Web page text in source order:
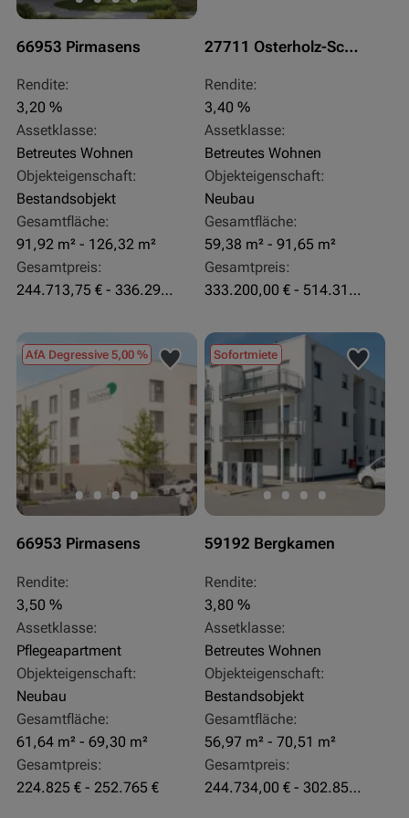
66953 Pirmasens
Rendite:
3,20 %
Assetklasse:
Betreutes Wohnen
Objekteigenschaft:
Bestandsobjekt
Gesamtfläche:
91,92 m² - 126,32 m²
Gesamtpreis:
244.713,75 € - 336.292 €
27711 Osterholz-Scharmbeck
Rendite:
3,40 %
Assetklasse:
Betreutes Wohnen
Objekteigenschaft:
Neubau
Gesamtfläche:
59,38 m² - 91,65 m²
Gesamtpreis:
333.200,00 € - 514.310,00 €
AfA Degressive 5,00 %
66953 Pirmasens
Rendite:
3,50 %
Assetklasse:
Pflegeapartment
Objekteigenschaft:
Neubau
Gesamtfläche:
61,64 m² - 69,30 m²
Gesamtpreis:
224.825 € - 252.765 €
Sofortmiete
59192 Bergkamen
Rendite:
3,80 %
Assetklasse:
Betreutes Wohnen
Objekteigenschaft:
Bestandsobjekt
Gesamtfläche:
56,97 m² - 70,51 m²
Gesamtpreis:
244.734,00 € - 302.855,00 €